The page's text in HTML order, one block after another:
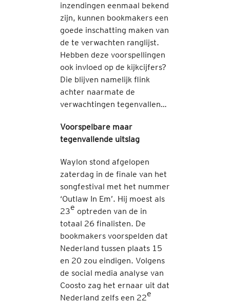
inzendingen eenmaal bekend
zijn, kunnen bookmakers een
goede inschatting maken van
de te verwachten ranglijst.
Hebben deze voorspellingen
ook invloed op de kijkcijfers?
Die blijven namelijk flink
achter naarmate de
verwachtingen tegenvallen…
Voorspelbare maar
tegenvallende uitslag
Waylon stond afgelopen
zaterdag in de finale van het
songfestival met het nummer
‘Outlaw In Em’. Hij moest als
23e optreden van de in
totaal 26 finalisten. De
bookmakers voorspelden dat
Nederland tussen plaats 15
en 20 zou eindigen. Volgens
de social media analyse van
Coosto zag het ernaar uit dat
Nederland zelfs een 22e